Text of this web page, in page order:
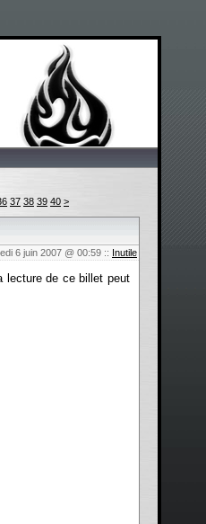
37 38 39 40 >
6 juin 2007 @ 00:59 :: Inutile
de ce billet peut